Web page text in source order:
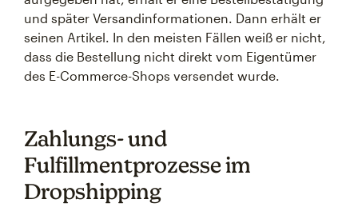
und später Versandinformationen. Dann erhält er
seinen Artikel. In den meisten Fällen weiß er nicht,
dass die Bestellung nicht direkt vom Eigentümer
des E-Commerce-Shops versendet wurde.
Zahlungs- und
Fulfillmentprozesse im
Dropshipping